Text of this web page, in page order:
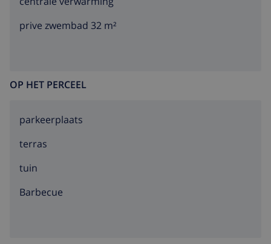
prive zwembad 32 m²
OP HET PERCEEL
parkeerplaats
terras
tuin
barbecue